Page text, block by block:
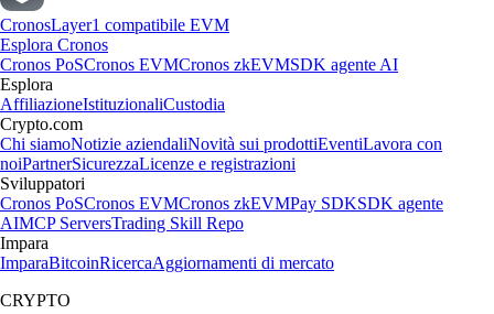
CronosLayer1 compatibile EVM
Esplora Cronos
Cronos PoSCronos EVMCronos zkEVMSDK agente AI
Esplora
AffiliazioneIstituzionaliCustodia
Crypto.com
Chi siamoNotizie aziendaliNovità sui prodottiEventiLavora con
noiPartnerSicurezzaLicenze e registrazioni
Sviluppatori
Cronos PoSCronos EVMCronos zkEVMPay SDKSDK agente
AIMCP ServersTrading Skill Repo
Impara
ImparaBitcoinRicercaAggiornamenti di mercato
CRYPTO